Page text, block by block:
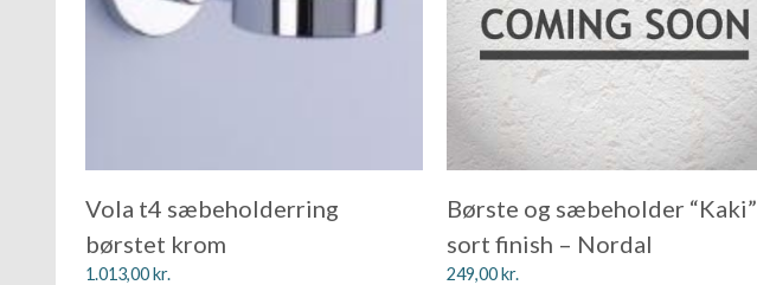
Vola t4 sæbeholderring
børstet krom
1.013,00kr.
Børste og sæbeholder “Kaki”
sort finish – Nordal
249,00kr.